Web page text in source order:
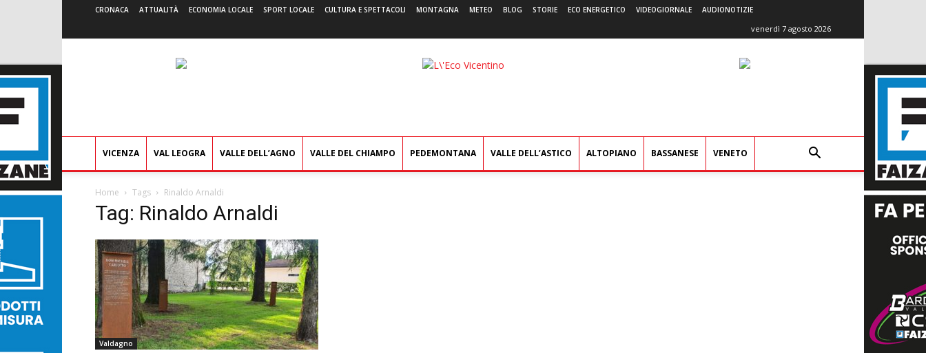
CRONACA ATTUALITÀ ECONOMIA LOCALE SPORT LOCALE CULTURA E SPETTACOLI MONTAGNA METEO BLOG STORIE ECO ENERGETICO VIDEOGIORNALE AUDIONOTIZIE
venerdì 7 agosto 2026
L'Eco
VICENZA VAL LEOGRA VALLE DELL’AGNO VALLE DEL CHIAMPO PEDEMONTANA VALLE DELL’ASTICO ALTOPIANO BASSANESE VENETO
Home Tags Rinaldo Arnaldi
Tag: Rinaldo Arnaldi
Valdagno